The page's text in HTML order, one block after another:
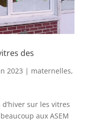
des
2023 | maternelles,
sur les vitres
aux ASEM